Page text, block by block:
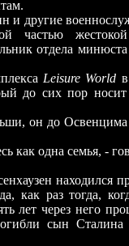
и другие
частью
отдела
Leisure World
до сих пор
он до Освенцима
как одна семья, -
как раз тогда,
лет через него
сын